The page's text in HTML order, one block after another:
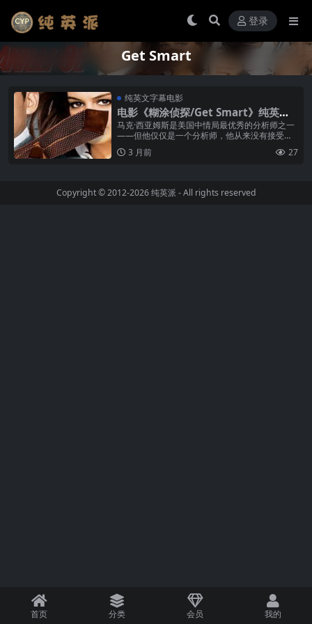
登录
Get Smart
纯英文字幕电影
电影《糊涂侦探/Get Smart》纯英文
字幕高清MP4下载
马克·西亚姆斯是美国中情局最优秀的分析师之一
——但他仅仅是一个分析师，他从来没有接受过
任何实际的间谍训练。他对间谍业务的全部了解
都来自他小时候观看的电视剧《糊涂...
3 月前 27
Copyright © 2012-2026纯英派 - All rights reserved
首页 分类 会员 我的